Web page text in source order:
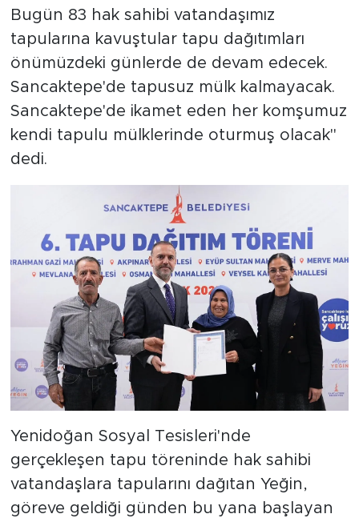
Bugün 83 hak sahibi vatandaşımız
tapularına kavuştular tapu dağıtımları
önümüzdeki günlerde de devam edecek.
Sancaktepe'de tapusuz mülk kalmayacak.
Sancaktepe'de ikamet eden her komşumuz
kendi tapulu mülklerinde oturmuş olacak"
dedi.
Yenidoğan Sosyal Tesisleri'nde
gerçekleşen tapu töreninde hak sahibi
vatandaşlara tapularını dağıtan Yeğin,
göreve geldiği günden bu yana başlayan